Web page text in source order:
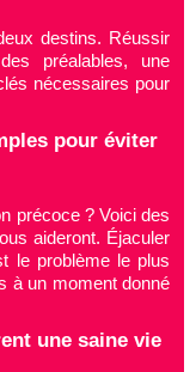
destins. Réussir
préalables, une
nécessaires pour
pour éviter
précoce ? Voici des
aideront. Éjaculer
le problème le plus
à un moment donné
une saine vie